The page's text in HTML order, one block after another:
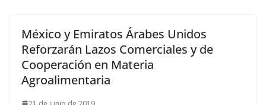
México y Emiratos Árabes Unidos
Reforzarán Lazos Comerciales y de
Cooperación en Materia
Agroalimentaria